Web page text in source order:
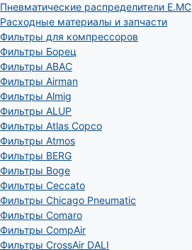
Пневматические распределители E.MC
Расходные материалы и запчасти
Фильтры для компрессоров
Фильтры Борец
Фильтры ABAC
Фильтры Airman
Фильтры Almig
Фильтры ALUP
Фильтры Atlas Copco
Фильтры Atmos
Фильтры BERG
Фильтры Boge
Фильтры Ceccato
Фильтры Chicago Pneumatic
Фильтры Comaro
Фильтры CompAir
Фильтры CrossAir DALI